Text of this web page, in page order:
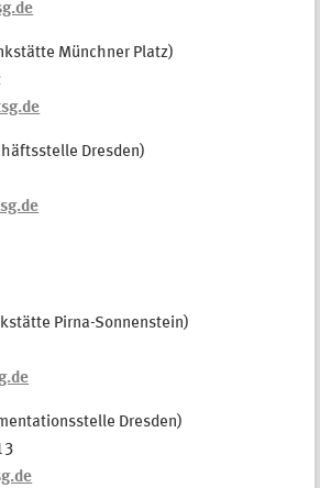
Münchner Platz)
Dresden)
Pirna-Sonnenstein)
Dresden)